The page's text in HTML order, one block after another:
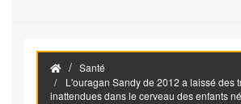
Santé
L'ouragan Sandy de 2012 a laissé des
inattendues dans le cerveau des enfants